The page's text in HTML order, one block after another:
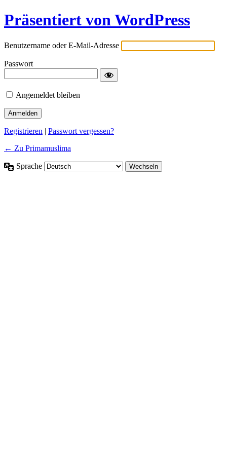
Präsentiert von WordPress
Benutzername oder E-Mail-Adresse
Passwort
Angemeldet bleiben
Registrieren | Passwort vergessen?
← Zu Primamuslima
Sprache